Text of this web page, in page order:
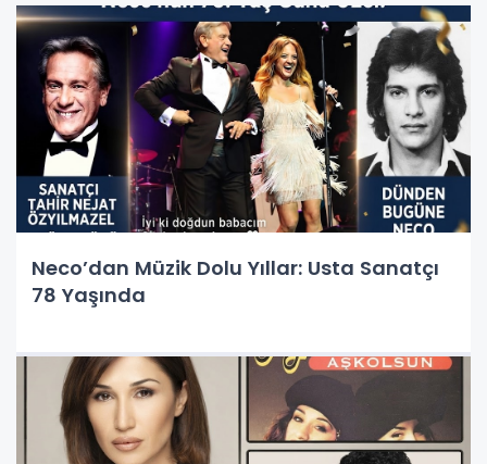
Neco’dan Müzik Dolu Yıllar: Usta Sanatçı
78 Yaşında